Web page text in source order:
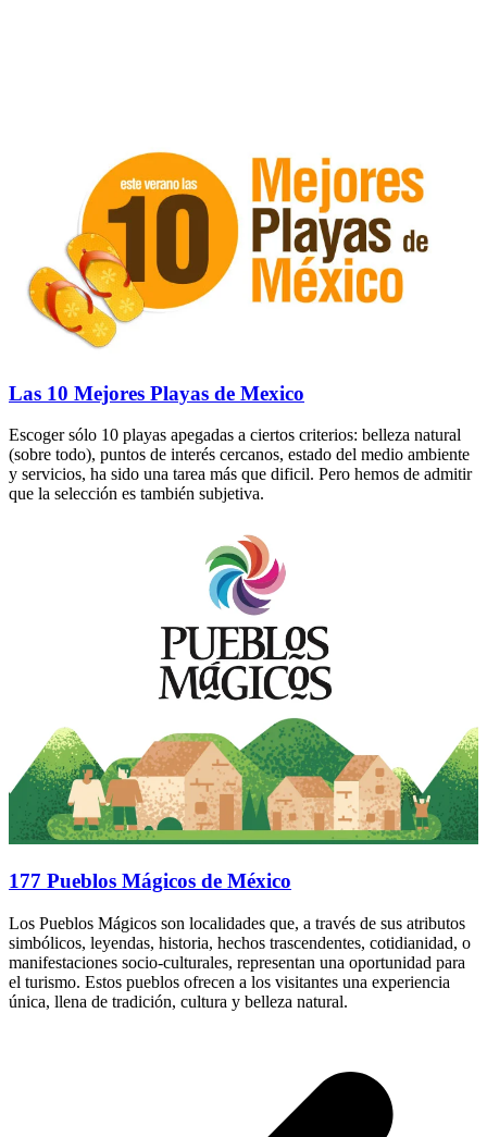
Las 10 Mejores Playas de Mexico
Escoger sólo 10 playas apegadas a ciertos criterios: belleza natural
(sobre todo), puntos de interés cercanos, estado del medio ambiente
y servicios, ha sido una tarea más que dificil. Pero hemos de admitir
que la selección es también subjetiva.
177 Pueblos Mágicos de México
Los Pueblos Mágicos son localidades que, a través de sus atributos
simbólicos, leyendas, historia, hechos trascendentes, cotidianidad, o
manifestaciones socio-culturales, representan una oportunidad para
el turismo. Estos pueblos ofrecen a los visitantes una experiencia
única, llena de tradición, cultura y belleza natural.